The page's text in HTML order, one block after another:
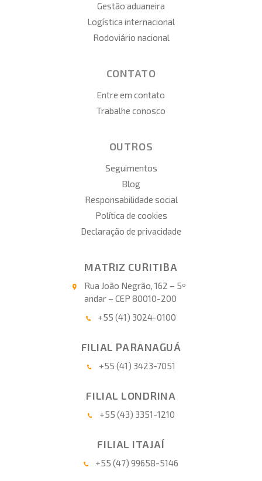
Gestão aduaneira
Logística internacional
Rodoviário nacional
CONTATO
Entre em contato
Trabalhe conosco
OUTROS
Seguimentos
Blog
Responsabilidade social
Política de cookies
Declaração de privacidade
MATRIZ CURITIBA
Rua João Negrão, 162 – 5º
andar – CEP 80010-200
+55 (41) 3024-0100
FILIAL PARANAGUÁ
+55 (41) 3423-7051
FILIAL LONDRINA
+55 (43) 3351-1210
FILIAL ITAJAÍ
+55 (47) 99658-5146